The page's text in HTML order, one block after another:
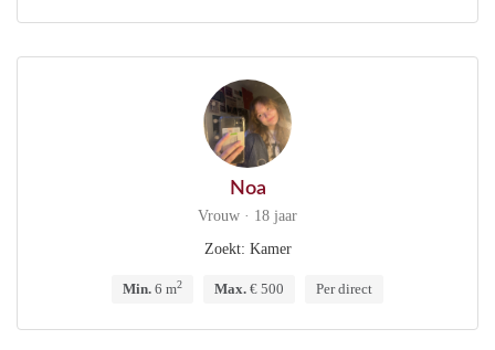
Noa
Vrouw · 18 jaar
Zoekt: Kamer
Min. 6 m2 Max. € 500 Per direct